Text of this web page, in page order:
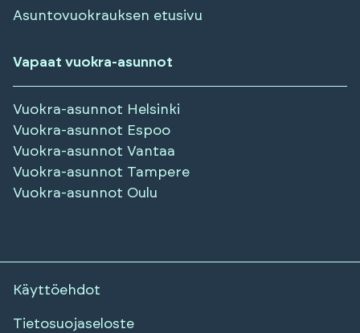
Asuntovuokrauksen etusivu
Vapaat vuokra-asunnot
Vuokra-asunnot Helsinki
Vuokra-asunnot Espoo
Vuokra-asunnot Vantaa
Vuokra-asunnot Tampere
Vuokra-asunnot Oulu
Käyttöehdot
Tietosuojaseloste